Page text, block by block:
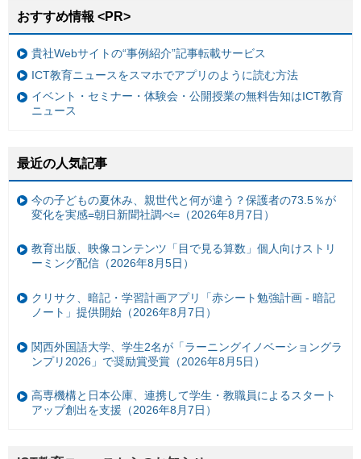
おすすめ情報 <PR>
貴社Webサイトの“事例紹介”記事転載サービス
ICT教育ニュースをスマホでアプリのように読む方法
イベント・セミナー・体験会・公開授業の無料告知はICT教育
ニュース
最近の人気記事
今の子どもの夏休み、親世代と何が違う？保護者の73.5％が
変化を実感=朝日新聞社調べ=（2026年8月7日）
教育出版、映像コンテンツ「目で見る算数」個人向けストリ
ーミング配信（2026年8月5日）
クリサク、暗記・学習計画アプリ「赤シート勉強計画 - 暗記
ノート」提供開始（2026年8月7日）
関西外国語大学、学生2名が「ラーニングイノベーショングラ
ンプリ2026」で奨励賞受賞（2026年8月5日）
高専機構と日本公庫、連携して学生・教職員によるスタート
アップ創出を支援（2026年8月7日）